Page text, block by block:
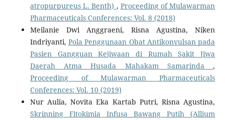
atropurpureus L. Benth) , Proceeding of Mulawarman
Pharmaceuticals Conferences: Vol. 8 (2018)
Meilanie Dwi Anggraeni, Risna Agustina, Niken
Indriyanti,Pola Penggunaan Obat Antikonvulsan pada
Pasien Gangguan Kejiwaan di Rumah Sakit Jiwa
Daerah Atma Husada Mahakam Samarinda,
Proceeding of Mulawarman Pharmaceuticals
Conferences: Vol. 10 (2019)
Nur Aulia, Novita Eka Kartab Putri, Risna Agustina,
Skrinning Fitokimia Infusa Bawang Putih (Allium